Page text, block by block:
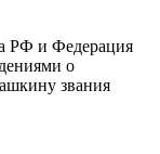
РФ и Федерация
о
звания